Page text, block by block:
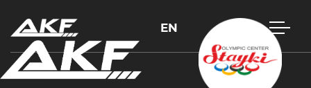
EN